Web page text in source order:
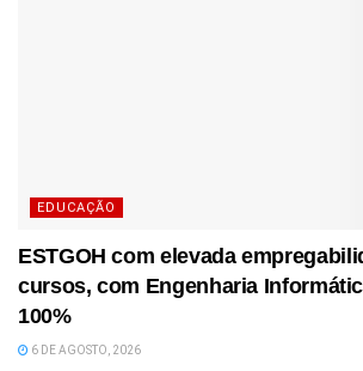
EDUCAÇÃO
ESTGOH com elevada
cursos, com Engenharia
100%
6 DE AGOSTO, 2026